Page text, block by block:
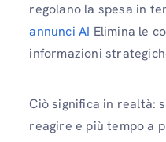
regolano la spesa in
annunci AI Elimina le
informazioni
Ciò significa in realtà:
reagire e più tempo a